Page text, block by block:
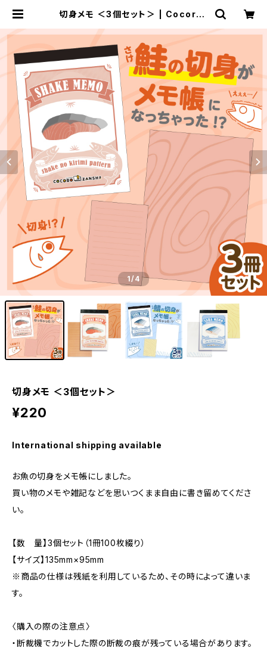
切身メモ ＜3個セット＞ | Cocoroz
1/4
切身メモ ＜3個セット＞
¥220
International shipping available
お魚の切身をメモ帳にしました。
買い物のメモや雑記などを思いつくまま自由に書き留めてくださ
い。
【数 量】3個セット（1冊100枚綴り）
【サイズ】135mm×95mm
※商品の仕様は残紙を利用しているため、その時によって違いま
す。
〈購入の際の注意点〉
・断裁機でカットした際の断裁の痕が残っている場合があります。